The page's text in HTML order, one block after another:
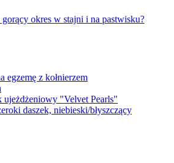
okres w stajni i na pastwisku?
egzemę z kołnierzem
"Velvet Pearls"
daszek, niebieski/błyszczący